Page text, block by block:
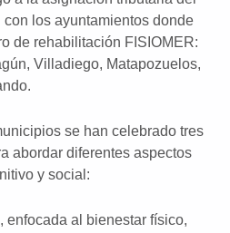
con los ayuntamientos donde
de rehabilitación FISIOMER:
Villadiego, Matapozuelos,
se han celebrado tres
abordar diferentes aspectos
y social:
enfocada al bienestar físico,